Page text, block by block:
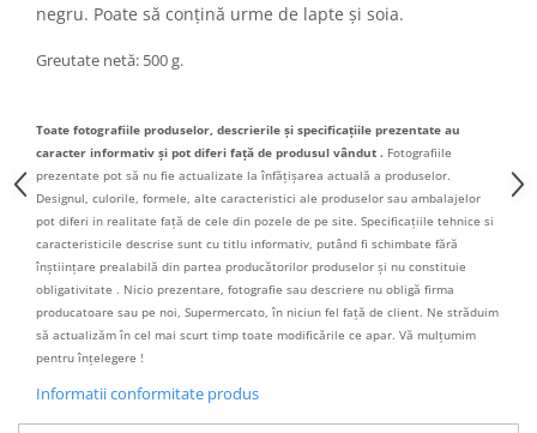
negru. Poate să conțină urme de lapte și soia.
Greutate netă: 500 g.
Toate fotografiile produselor, descrierile și specificațiile prezentate au
caracter informativ și pot diferi față de produsul vândut . Fotografiile
prezentate pot să nu fie actualizate la înfățișarea actuală a produselor.
Designul, culorile, formele, alte caracteristici ale produselor sau ambalajelor
pot diferi in realitate față de cele din pozele de pe site. Specificațiile tehnice si
caracteristicile descrise sunt cu titlu informativ, putând fi schimbate fără
înștiințare prealabilă din partea producătorilor produselor și nu constituie
obligativitate . Nicio prezentare, fotografie sau descriere nu obligă firma
producatoare sau pe noi, Supermercato, în niciun fel față de client. Ne străduim
să actualizăm în cel mai scurt timp toate modificările ce apar. Vă mulțumim
pentru înțelegere !
Informatii conformitate produs